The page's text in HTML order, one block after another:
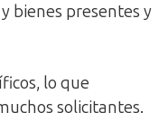
bienes presentes y
lo que
solicitantes.